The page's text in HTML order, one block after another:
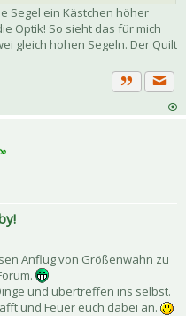
Segel ein Kästchen höher
Optik! So sieht das für mich
gleich hohen Segeln. Der Quilt
Zitat
Anflug von Größenwahn zu
und übertreffen ins selbst.
und Feuer euch dabei an.